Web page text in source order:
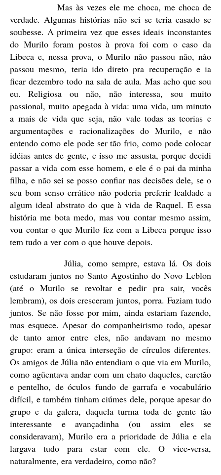
Mas às vezes ele me choca, me choca de
verdade. Algumas histórias não sei se teria casado se
soubesse. A primeira vez que esses ideais inconstantes
do Murilo foram postos à prova foi com o caso da
Libeca e, nessa prova, o Murilo não passou não, não
passou mesmo, teria ido direto pra recuperação e ia
ficar dezembro todo na sala de aula. Mas acho que sou
eu. Religiosa ou não, não interessa, sou muito
passional, muito apegada à vida: uma vida, um minuto
a mais de vida que seja, não vale todas as teorias e
argumentações e racionalizações do Murilo, e não
entendo como ele pode ser tão frio, como pode colocar
idéias antes de gente, e isso me assusta, porque decidi
passar a vida com esse homem, e ele é o pai da minha
filha, e não sei se posso confiar nas decisões dele, se o
seu bom senso errático não poderia preferir lealdade a
algum ideal abstrato do que à vida de Raquel. E essa
história me bota medo, mas vou contar mesmo assim,
vou contar o que Murilo fez com a Libeca porque isso
tem tudo a ver com o que houve depois.
Júlia, como sempre, estava lá. Os dois
estudaram juntos no Santo Agostinho do Novo Leblon
(até o Murilo se revoltar e pedir pra sair, vocês
lembram), os dois cresceram juntos, porra. Faziam tudo
juntos. Se não fosse por mim, ainda estariam fazendo,
mas esquece. Apesar do companheirismo todo, apesar
de tanto amor entre eles, não andavam no mesmo
grupo: eram a única interseção de círculos diferentes.
Os amigos de Júlia não entendiam o que via em Murilo,
como agüentava andar com um chato daqueles, caretão
e pentelho, de óculos fundo de garrafa e vocabulário
difícil, e também tinham ciúmes dele, porque apesar do
grupo e da galera, daquela turma toda de gente tão
interessante e avançadinha (ou assim eles se
consideravam), Murilo era a prioridade de Júlia e ela
largava tudo para estar com ele. O vice-versa,
naturalmente, era verdadeiro, como não?